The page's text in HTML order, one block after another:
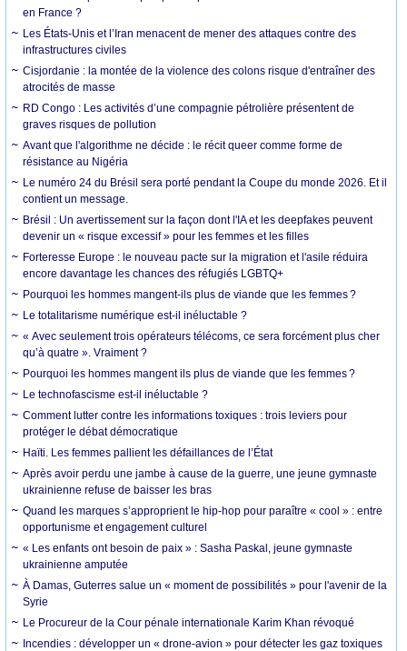
en France ?
Les États-Unis et l’Iran menacent de mener des attaques contre des
infrastructures civiles
Cisjordanie : la montée de la violence des colons risque d'entraîner des
atrocités de masse
RD Congo : Les activités d’une compagnie pétrolière présentent de
graves risques de pollution
Avant que l'algorithme ne décide : le récit queer comme forme de
résistance au Nigéria
Le numéro 24 du Brésil sera porté pendant la Coupe du monde 2026. Et il
contient un message.
Brésil : Un avertissement sur la façon dont l'IA et les deepfakes peuvent
devenir un « risque excessif » pour les femmes et les filles
Forteresse Europe : le nouveau pacte sur la migration et l'asile réduira
encore davantage les chances des réfugiés LGBTQ+
Pourquoi les hommes mangent-ils plus de viande que les femmes ?
Le totalitarisme numérique est-il inéluctable ?
« Avec seulement trois opérateurs télécoms, ce sera forcément plus cher
qu’à quatre ». Vraiment ?
Pourquoi les hommes mangent ils plus de viande que les femmes ?
Le technofascisme est-il inéluctable ?
Comment lutter contre les informations toxiques : trois leviers pour
protéger le débat démocratique
Haïti. Les femmes pallient les défaillances de l’État
Après avoir perdu une jambe à cause de la guerre, une jeune gymnaste
ukrainienne refuse de baisser les bras
Quand les marques s’approprient le hip-hop pour paraître « cool » : entre
opportunisme et engagement culturel
« Les enfants ont besoin de paix » : Sasha Paskal, jeune gymnaste
ukrainienne amputée
À Damas, Guterres salue un « moment de possibilités » pour l'avenir de la
Syrie
Le Procureur de la Cour pénale internationale Karim Khan révoqué
Incendies : développer un « drone-avion » pour détecter les gaz toxiques